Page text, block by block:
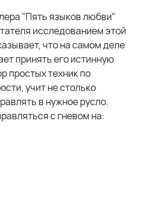
"Пять языков любви"
исследованием этой
что на самом деле
принять его истинную
простых техник по
учит не столько
в нужное русло.
с гневом на: